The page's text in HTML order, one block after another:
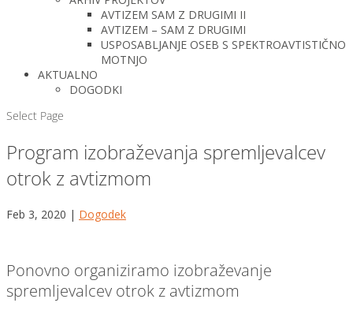
AVTIZEM SAM Z DRUGIMI II
AVTIZEM – SAM Z DRUGIMI
USPOSABLJANJE OSEB S SPEKTROAVTISTIČNO
MOTNJO
AKTUALNO
DOGODKI
Select Page
Program izobraževanja spremljevalcev
otrok z avtizmom
Feb 3, 2020 | Dogodek
Ponovno organiziramo izobraževanje
spremljevalcev otrok z avtizmom